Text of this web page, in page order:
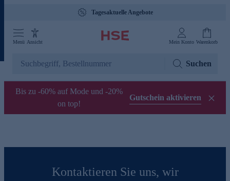
Tagesaktuelle Angebote
Menü Ansicht Mein Konto Warenkorb
Suchen
Bis zu -60% auf Mode und -20%
on top!
Gutschein aktivieren
Kontaktieren Sie uns, wir